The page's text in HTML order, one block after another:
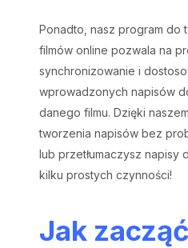
Ponadto, nasz program do
filmów online pozwala na
synchronizowanie i
wprowadzonych napisów
danego filmu. Dzięki
tworzenia napisów bez
lub przetłumaczysz napisy
kilku prostych czynności!
Jak